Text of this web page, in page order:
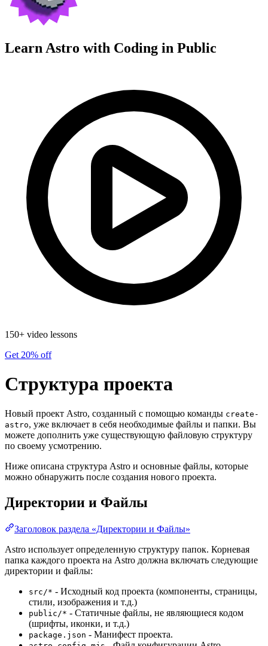
Learn Astro with Coding in Public
150+ video lessons
Get 20% off
Структура проекта
Новый проект Astro, созданный с помощью команды create-
astro, уже включает в себя необходимые файлы и папки. Вы
можете дополнить уже существующую файловую структуру
по своему усмотрению.
Ниже описана структура Astro и основные файлы, которые
можно обнаружить после создания нового проекта.
Директории и Файлы
Заголовок раздела «Директории и Файлы»
Astro использует определенную структуру папок. Корневая
папка каждого проекта на Astro должна включать следующие
директории и файлы:
src/* - Исходный код проекта (компоненты, страницы,
стили, изображения и т.д.)
public/* - Статичные файлы, не являющиеся кодом
(шрифты, иконки, и т.д.)
package.json - Манифест проекта.